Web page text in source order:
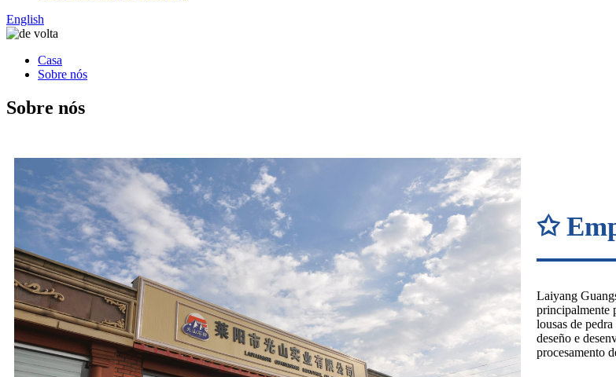
English
Casa
Sobre nós
Sobre nós
✩
Laiyang
principalmente
lousas de
deseño e
procesamento